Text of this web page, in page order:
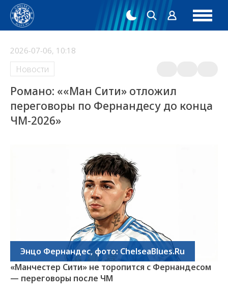
2026-07-06, 10:18
Новости
Романо: ««Ман Сити» отложил
переговоры по Фернандесу до конца
ЧМ-2026»
Энцо Фернандес, фото: ChelseaBlues.Ru
«Манчестер Сити» не торопится с Фернандесом
— переговоры после ЧМ